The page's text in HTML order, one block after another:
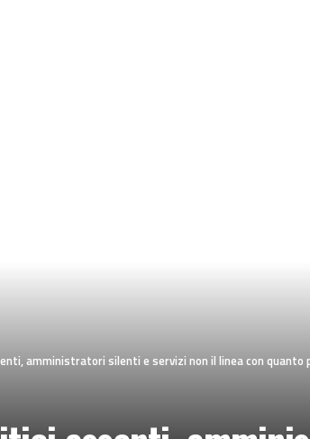
amministratori silenti e servizi non il linea con quanto